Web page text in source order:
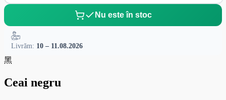
catifelat, iar aroma este inconfundabilă. Cărămida este împărțită în 36 de
segmente, precum o tabletă de ciocolată, ceea ce o face ușor de folosit.
Fiecare cărămidă cântărește 260 de grame, iar un segment are aproximativ 7
grame, ideal pentru o porție.
Nu ezitați, rupeți un segment și bucurați-vă de acest ceai unic. Cine știe,
Nu este în stoc
Livrăm: 10 – 11.08.2026
黑
Ceai negru